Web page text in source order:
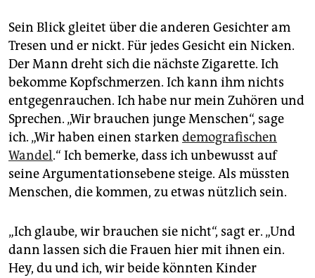
Sein Blick gleitet über die anderen Gesichter am
Tresen und er nickt. Für jedes Gesicht ein Nicken.
Der Mann dreht sich die nächste Zigarette. Ich
bekomme Kopfschmerzen. Ich kann ihm nichts
entgegenrauchen. Ich habe nur mein Zuhören und
Sprechen. „Wir brauchen junge Menschen“, sage
ich. „Wir haben einen starken demografischen
Wandel.“ Ich bemerke, dass ich unbewusst auf
seine Argumentationsebene steige. Als müssten
Menschen, die kommen, zu etwas nützlich sein.
„Ich glaube, wir brauchen sie nicht“, sagt er. „Und
dann lassen sich die Frauen hier mit ihnen ein.
Hey, du und ich, wir beide könnten Kinder